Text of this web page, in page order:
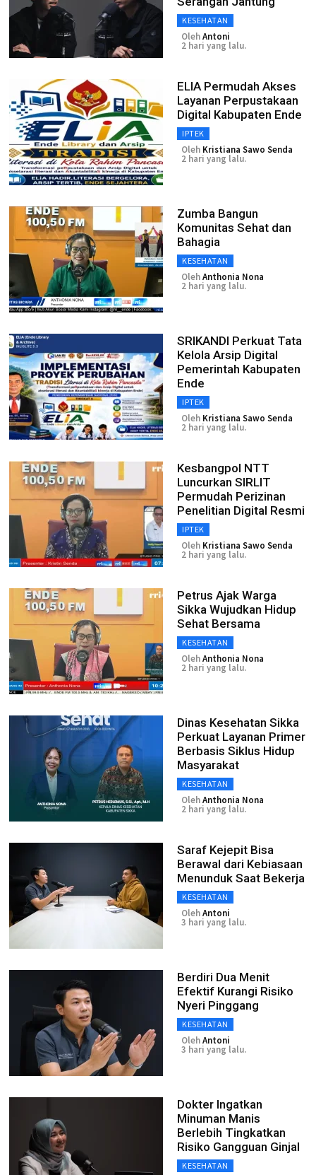
KESEHATAN
OlehAntoni
2 hari yang lalu.
ELIA Permudah Akses
Layanan Perpustakaan
Digital Kabupaten Ende
IPTEK
Oleh Kristiana Sawo Senda
2 hari yang lalu.
Zumba Bangun
Komunitas Sehat dan
Bahagia
KESEHATAN
OlehAnthonia Nona
2 hari yang lalu.
SRIKANDI Perkuat Tata
Kelola Arsip Digital
Pemerintah Kabupaten
Ende
IPTEK
Oleh Kristiana Sawo Senda
2 hari yang lalu.
Kesbangpol NTT
Luncurkan SIRLIT
Permudah Perizinan
Penelitian Digital Resmi
IPTEK
Oleh Kristiana Sawo Senda
2 hari yang lalu.
Petrus Ajak Warga
Sikka Wujudkan Hidup
Sehat Bersama
KESEHATAN
OlehAnthonia Nona
2 hari yang lalu.
Dinas Kesehatan Sikka
Perkuat Layanan Primer
Berbasis Siklus Hidup
Masyarakat
KESEHATAN
OlehAnthonia Nona
2 hari yang lalu.
Saraf Kejepit Bisa
Berawal dari Kebiasaan
Menunduk Saat Bekerja
KESEHATAN
OlehAntoni
3 hari yang lalu.
Berdiri Dua Menit
Efektif Kurangi Risiko
Nyeri Pinggang
KESEHATAN
OlehAntoni
3 hari yang lalu.
Dokter Ingatkan
Minuman Manis
Berlebih Tingkatkan
Risiko Gangguan Ginjal
KESEHATAN